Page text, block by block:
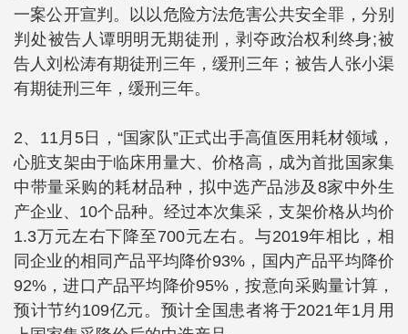
一案公开宣判。以以危险方法危害公共安全罪，分别
判处被告人谭明明无期徒刑，剥夺政治权利终身;被
告人刘松涛有期徒刑三年，缓刑三年；被告人张小渠
有期徒刑三年，缓刑三年。
2、11月5日，“国家队”正式出手高值医用耗材领域，
心脏支架由于临床用量大、价格高，成为首批国家集
中带量采购的耗材品种，拟中选产品涉及8家中外生
产企业、10个品种。经过本次集采，支架价格从均价
1.3万元左右下降至700元左右。与2019年相比，相
同企业的相同产品平均降价93%，国内产品平均降价
92%，进口产品平均降价95%，按意向采购量计算，
预计节约109亿元。预计全国患者将于2021年1月用